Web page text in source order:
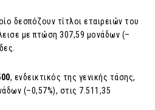
δεσπόζουν τίτλοι εταιρειών του
με πτώση 307,59 μονάδων (–
, ενδεικτικός της γενικής τάσης,
(–0,57%), στις 7.511,35